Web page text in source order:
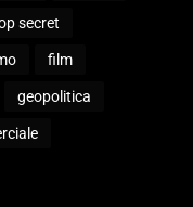
secret
film
geopolitica